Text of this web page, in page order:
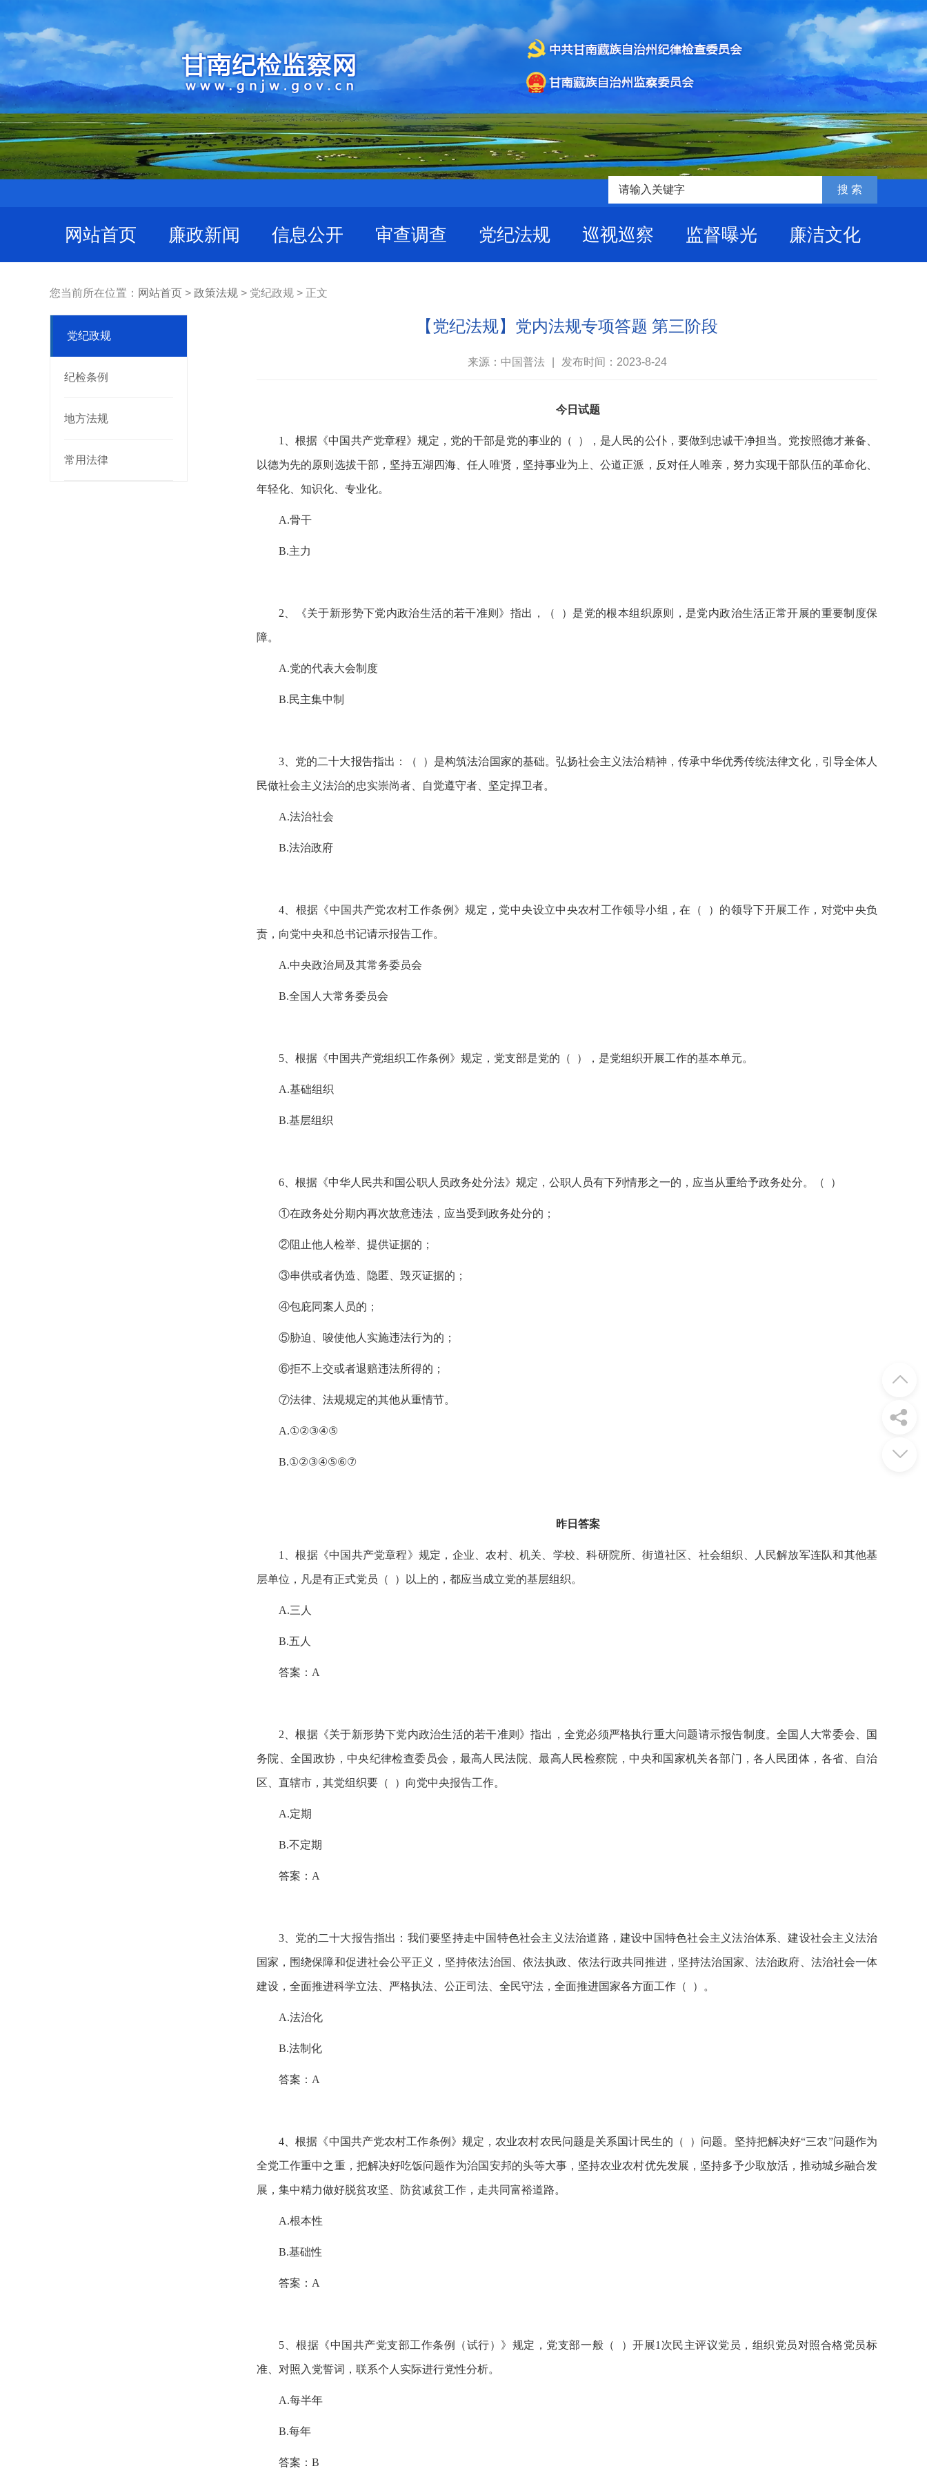
网站首页 廉政新闻 信息公开 审查调查 党纪法规 巡视巡察 监督曝光 廉洁文化
您当前所在位置： 网站首页 > 政策法规 > 党纪政规 > 正文
党纪政规
纪检条例
地方法规
常用法律
【党纪法规】党内法规专项答题 第三阶段
来源：中国普法 发布时间：2023-8-24
今日试题
1 、根据《中国共产党章程》规定，党的干部是党的事业的（ ），是人民的公仆，要做到忠诚干净担当。党按照德才兼备、
以德为先的原则选拔干部，坚持五湖四海、任人唯贤，坚持事业为上、公道正派，反对任人唯亲，努力实现干部队伍的革命化、
年轻化、知识化、专业化。
A.骨干
B.主力
2 、《关于新形势下党内政治生活的若干准则》指出，（ ）是党的根本组织原则，是党内政治生活正常开展的重要制度保
障。
A.党的代表大会制度
B.民主集中制
3 、党的二十大报告指出：（ ）是构筑法治国家的基础。弘扬社会主义法治精神，传承中华优秀传统法律文化，引导全体人
民做社会主义法治的忠实崇尚者、自觉遵守者、坚定捍卫者。
A.法治社会
B.法治政府
4 、根据《中国共产党农村工作条例》规定，党中央设立中央农村工作领导小组，在（ ）的领导下开展工作，对党中央负
责，向党中央和总书记请示报告工作。
A.中央政治局及其常务委员会
B.全国人大常务委员会
5 、根据《中国共产党组织工作条例》规定，党支部是党的（ ），是党组织开展工作的基本单元。
A.基础组织
B.基层组织
6 、根据《中华人民共和国公职人员政务处分法》规定，公职人员有下列情形之一的，应当从重给予政务处分。（ ）
①在政务处分期内再次故意违法，应当受到政务处分的；
②阻止他人检举、提供证据的；
③串供或者伪造、隐匿、毁灭证据的；
④包庇同案人员的；
⑤胁迫、唆使他人实施违法行为的；
⑥拒不上交或者退赔违法所得的；
⑦法律、法规规定的其他从重情节。
A.①②③④⑤
B.①②③④⑤⑥⑦
昨日答案
1 、根据《中国共产党章程》规定，企业、农村、机关、学校、科研院所、街道社区、社会组织、人民解放军连队和其他基
层单位，凡是有正式党员（ ）以上的，都应当成立党的基层组织。
A.三人
B.五人
答案：A
2 、根据《关于新形势下党内政治生活的若干准则》指出，全党必须严格执行重大问题请示报告制度。全国人大常委会、国
务院、全国政协，中央纪律检查委员会，最高人民法院、最高人民检察院，中央和国家机关各部门，各人民团体，各省、自治
区、直辖市，其党组织要（ ）向党中央报告工作。
A.定期
B.不定期
答案：A
3 、党的二十大报告指出：我们要坚持走中国特色社会主义法治道路，建设中国特色社会主义法治体系、建设社会主义法治
国家，围绕保障和促进社会公平正义，坚持依法治国、依法执政、依法行政共同推进，坚持法治国家、法治政府、法治社会一体
建设，全面推进科学立法、严格执法、公正司法、全民守法，全面推进国家各方面工作（ ）。
A.法治化
B.法制化
答案：A
4 、根据《中国共产党农村工作条例》规定，农业农村农民问题是关系国计民生的（ ）问题。坚持把解决好“三农”问题作为
全党工作重中之重，把解决好吃饭问题作为治国安邦的头等大事，坚持农业农村优先发展，坚持多予少取放活，推动城乡融合发
展，集中精力做好脱贫攻坚、防贫减贫工作，走共同富裕道路。
A.根本性
B.基础性
答案：A
5 、根据《中国共产党支部工作条例（试行）》规定，党支部一般（ ）开展1次民主评议党员，组织党员对照合格党员标
准、对照入党誓词，联系个人实际进行党性分析。
A.每半年
B.每年
答案：B